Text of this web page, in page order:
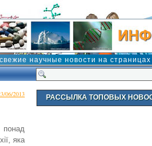
научные новости на
06/2013
понад
яка
РАССЫЛКА ТОПОВЫХ